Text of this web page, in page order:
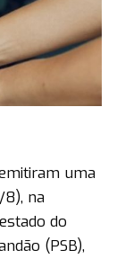
uma
na
do
(PSB),